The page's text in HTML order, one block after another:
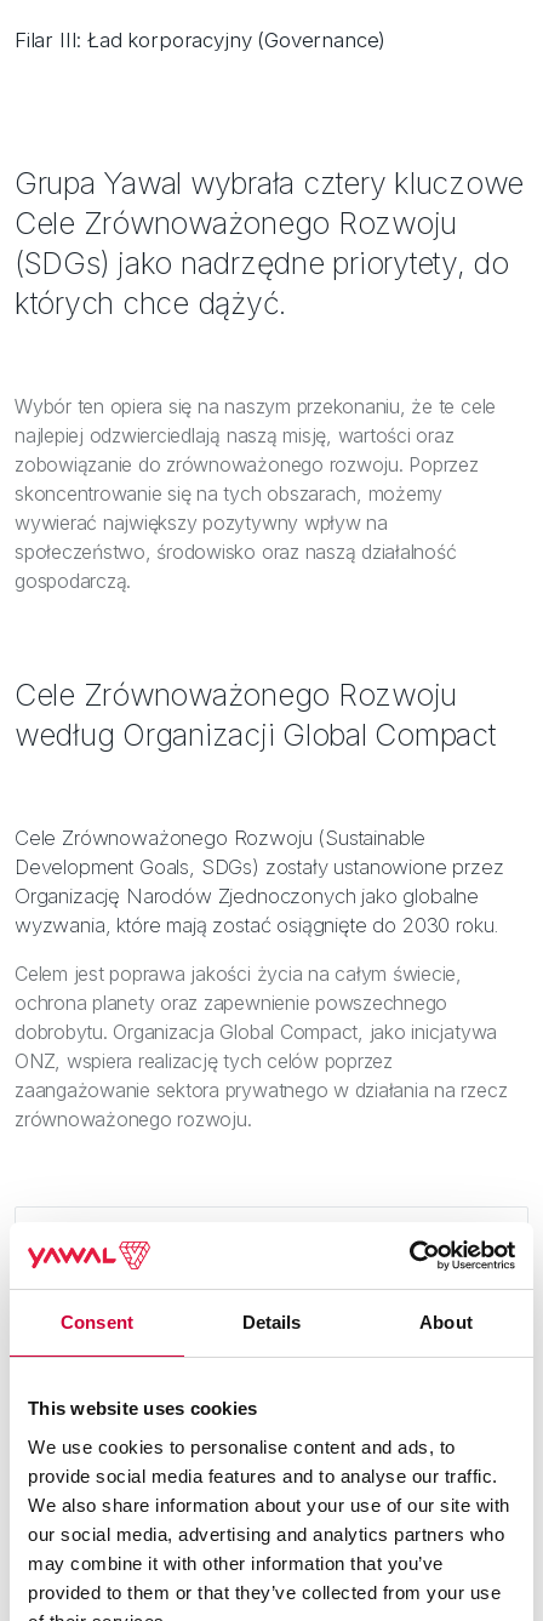
Consent Details About
This website uses cookies
We use cookies to personalise content and ads, to
provide social media features and to analyse our traffic.
We also share information about your use of our site with
our social media, advertising and analytics partners who
may combine it with other information that you’ve
provided to them or that they’ve collected from your use
Filar III: Ład korporacyjny (Governance)
Grupa Yawal wybrała cztery kluczowe
Cele Zrównoważonego Rozwoju
(SDGs) jako nadrzędne priorytety, do
których chce dążyć.
Wybór ten opiera się na naszym przekonaniu, że te cele
najlepiej odzwierciedlają naszą misję, wartości oraz
zobowiązanie do zrównoważonego rozwoju. Poprzez
skoncentrowanie się na tych obszarach, możemy
wywierać największy pozytywny wpływ na
społeczeństwo, środowisko oraz naszą działalność
gospodarczą.
Cele Zrównoważonego Rozwoju
według Organizacji Global Compact
Cele Zrównoważonego Rozwoju (Sustainable
Development Goals, SDGs) zostały ustanowione przez
Organizację Narodów Zjednoczonych jako globalne
wyzwania, które mają zostać osiągnięte do 2030 roku.
Celem jest poprawa jakości życia na całym świecie,
ochrona planety oraz zapewnienie powszechnego
dobrobytu. Organizacja Global Compact, jako inicjatywa
ONZ, wspiera realizację tych celów poprzez
zaangażowanie sektora prywatnego w działania na rzecz
zrównoważonego rozwoju.
5. Równość płci